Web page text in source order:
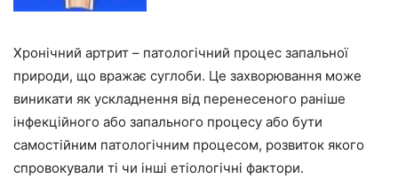
Хронічний артрит – патологічний процес запальної
природи, що вражає суглоби. Це захворювання може
виникати як ускладнення від перенесеного раніше
інфекційного або запального процесу або бути
самостійним патологічним процесом, розвиток якого
спровокували ті чи інші етіологічні фактори.